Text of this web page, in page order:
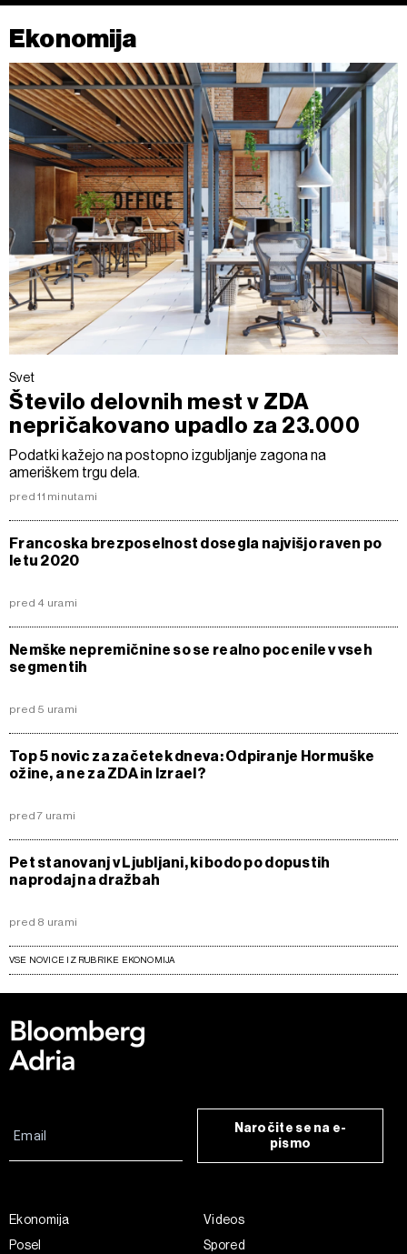
Ekonomija
Svet
Število delovnih mest v ZDA
nepričakovano upadlo za 23.000
Podatki kažejo na postopno izgubljanje zagona na
ameriškem trgu dela.
pred 11 minutami
Francoska brezposelnost dosegla najvišjo raven po
letu 2020
pred 4 urami
Nemške nepremičnine so se realno pocenile v vseh
segmentih
pred 5 urami
Top 5 novic za začetek dneva: Odpiranje Hormuške
ožine, a ne za ZDA in Izrael?
pred 7 urami
Pet stanovanj v Ljubljani, ki bodo po dopustih
naprodaj na dražbah
pred 8 urami
VSE NOVICE IZ RUBRIKE EKONOMIJA
Naročite se na e-
pismo
Ekonomija
Posel
Videos
Spored